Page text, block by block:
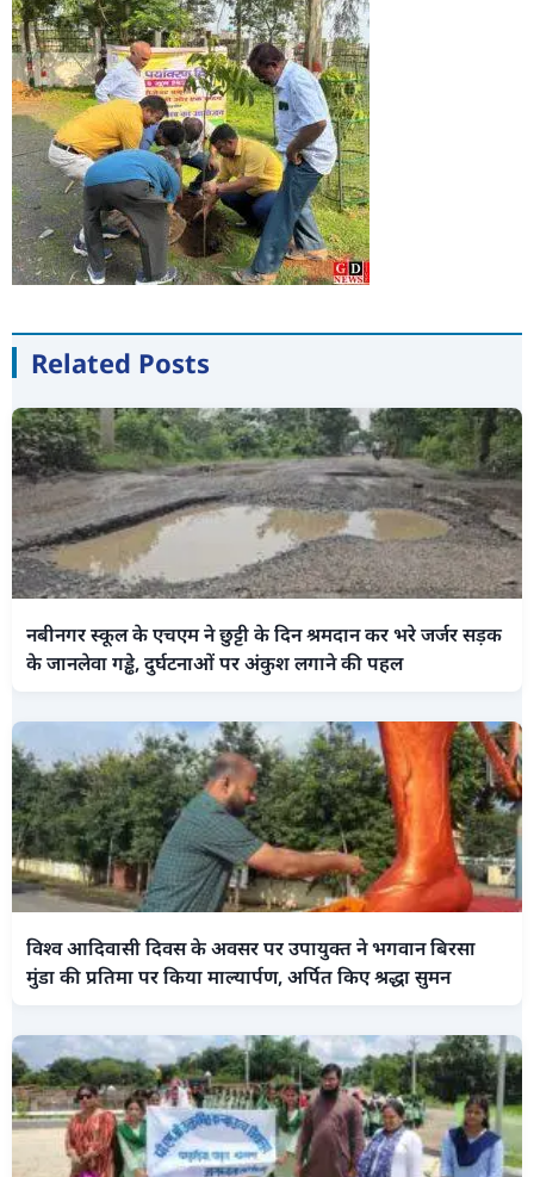
Related Posts
नबीनगर स्कूल के एचएम ने छुट्टी के दिन श्रमदान कर भरे जर्जर सड़क
के जानलेवा गड्ढे, दुर्घटनाओं पर अंकुश लगाने की पहल
विश्व आदिवासी दिवस के अवसर पर उपायुक्त ने भगवान बिरसा
मुंडा की प्रतिमा पर किया माल्यार्पण, अर्पित किए श्रद्धा सुमन